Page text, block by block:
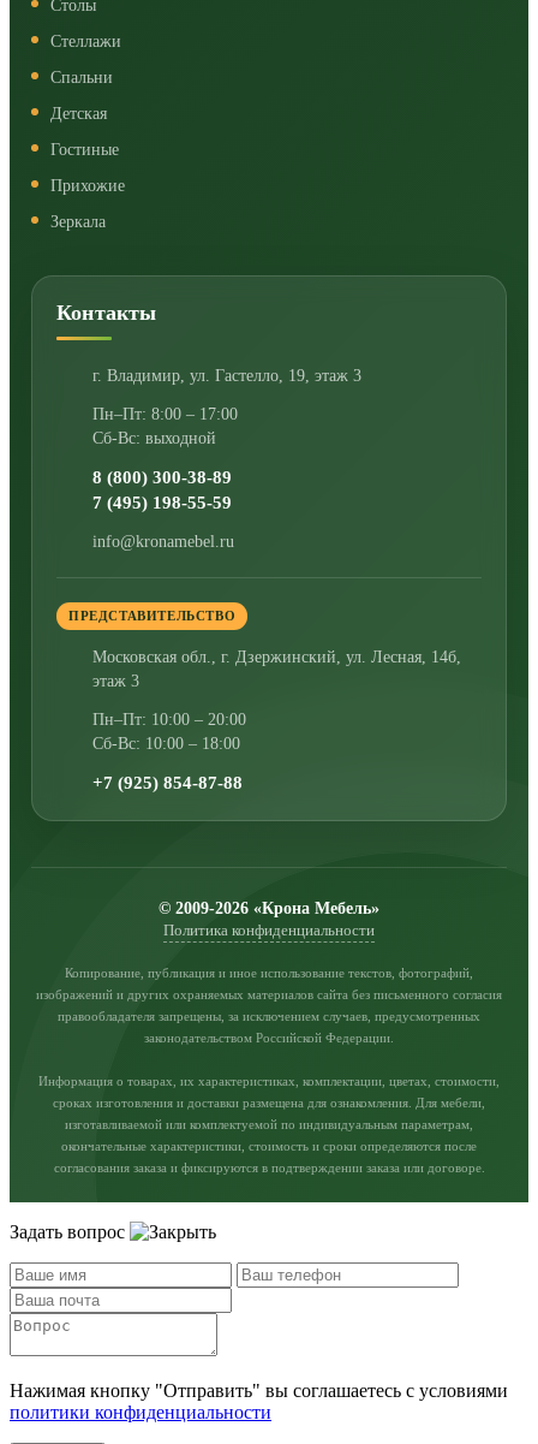
Столы
Стеллажи
Спальни
Детская
Гостиные
Прихожие
Зеркала
Контакты
г. Владимир ул. Гастелло, 19, этаж 3
Пн–Пт: 8:00 – 17:00
Сб-Вс: выходной
8 (800) 300-38-89
7 (495) 198-55-59
info@kronamebel.ru
ПРЕДСТАВИТЕЛЬСТВО
Московская обл., г. Дзержинский ул. Лесная, 14б,
этаж 3
Пн–Пт: 10:00 – 20:00
Сб-Вс: 10:00 – 18:00
+7 (925) 854-87-88
© 2009-2026 «Крона Мебель»
Политика конфиденциальности
Копирование, публикация и иное использование текстов, фотографий,
изображений и других охраняемых материалов сайта без письменного согласия
правообладателя запрещены, за исключением случаев, предусмотренных
законодательством Российской Федерации.
Информация о товарах, их характеристиках, комплектации, цветах, стоимости,
сроках изготовления и доставки размещена для ознакомления. Для мебели,
изготавливаемой или комплектуемой по индивидуальным параметрам,
окончательные характеристики, стоимость и сроки определяются после
согласования заказа и фиксируются в подтверждении заказа или договоре.
Задать вопрос
Нажимая кнопку "Отправить" вы соглашаетесь с условиями
политики конфиденциальности